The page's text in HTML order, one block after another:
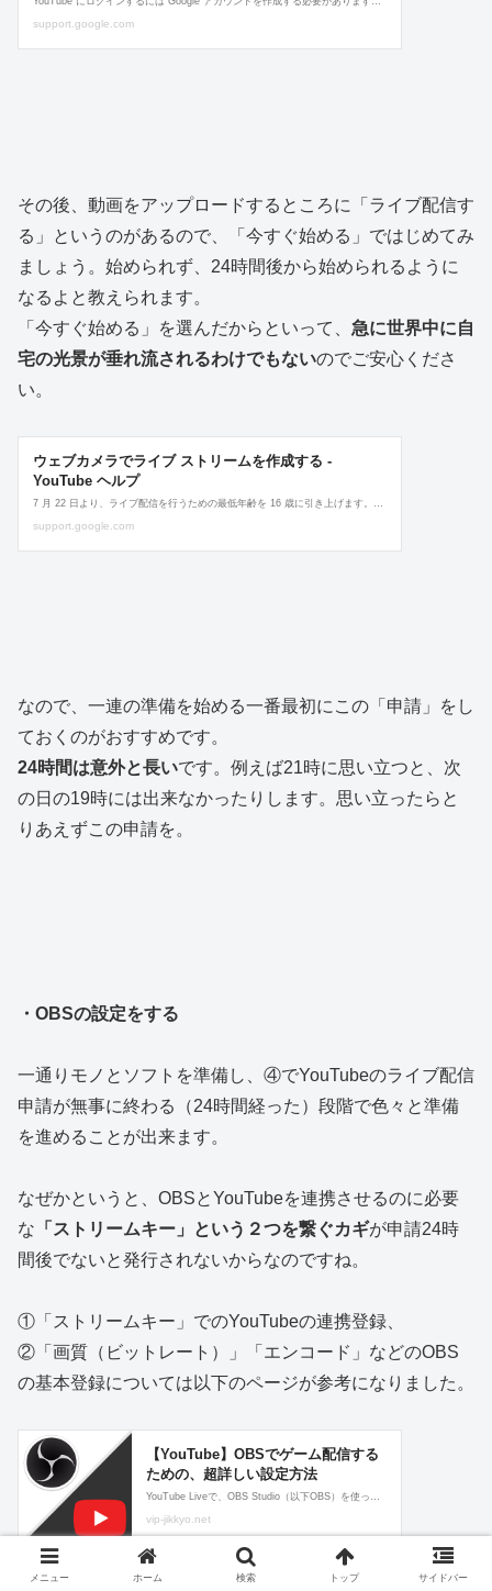
その後、動画をアップロードするところに「ライブ配信す
る」というのがあるので、「今すぐ始める」ではじめてみ
ましょう。始められず、24時間後から始められるように
なるよと教えられます。
「今すぐ始める」を選んだからといって、 急に世界中に自
宅の光景が垂れ流されるわけでもないのでご安心くださ
い。
なので、一連の準備を始める一番最初にこの「申請」をし
ておくのがおすすめです。
24時間は意外と長いです。例えば21時に思い立つと、次
の日の19時には出来なかったりします。思い立ったらと
りあえずこの申請を。
・OBSの設定をする
一通りモノとソフトを準備し、④でYouTubeのライブ配信
申請が無事に終わる（24時間経った）段階で色々と準備
を進めることが出来ます。
なぜかというと、OBSとYouTubeを連携させるのに必要
な 「ストリームキー」という２つを繋ぐカギが申請24時
間後でないと発行されないからなのですね。
①「ストリームキー」でのYouTubeの連携登録、
②「画質（ビットレート）」「エンコード」などのOBS
の基本登録については以下のページが参考になりました。
メニュー ホーム 検索 トップ サイドバー